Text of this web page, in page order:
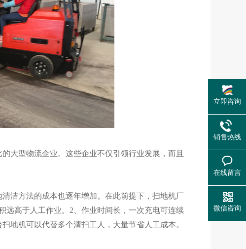
型物流企业。这些企业不仅引领行业发展，而且
方法的成本也逐年增加。在此前提下，扫地机厂
远高于人工作业。2、作业时间长，一次充电可连续
地机可以代替多个清扫工人，大量节省人工成本。
立即咨询
销售热线
在线留言
微信咨询